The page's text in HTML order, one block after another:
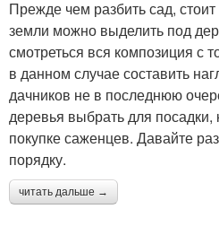
Прежде чем разбить сад,
земли можно выделить под
смотреться вся композиция с
в данном случае составить
дачников не в последнюю
деревья выбрать для посадки,
покупке саженцев. Давайте
порядку.
читать дальше →